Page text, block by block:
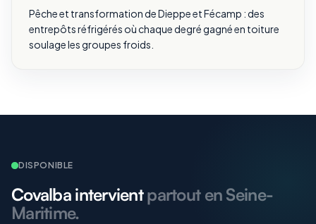
Pêche et transformation de Dieppe et Fécamp : des
entrepôts réfrigérés où chaque degré gagné en toiture
soulage les groupes froids.
DISPONIBLE
Covalba intervientpartout en Seine-
Maritime.